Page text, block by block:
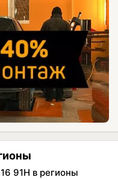
91H в регионы